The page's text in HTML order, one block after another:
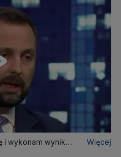
i wykonam wynik
Więcej